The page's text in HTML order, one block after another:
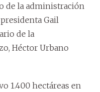
de la administración
Gail
de la
Héctor Urbano
1.400 hectáreas en